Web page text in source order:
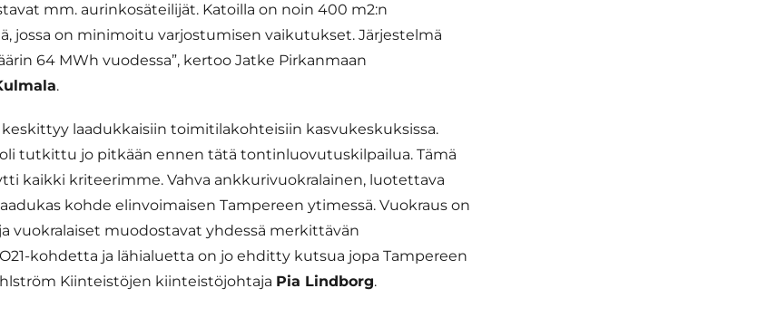
mm. aurinkosäteilijät. Katoilla on noin 400 m2:n
jossa on minimoitu varjostumisen vaikutukset. Järjestelmä
64 MWh vuodessa”, kertoo Jatke Pirkanmaan
.
laadukkaisiin toimitilakohteisiin kasvukeskuksissa.
tutkittu jo pitkään ennen tätä tontinluovutuskilpailua. Tämä
kaikki kriteerimme. Vahva ankkurivuokralainen, luotettava
kohde elinvoimaisen Tampereen ytimessä. Vuokraus on
vuokralaiset muodostavat yhdessä merkittävän
kohdetta ja lähialuetta on jo ehditty kutsua jopa Tampereen
Kiinteistöjen kiinteistöjohtaja Pia Lindborg.